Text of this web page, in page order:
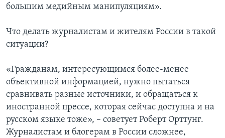
большим медийным манипуляциям».
Что делать журналистам и жителям России в такой
ситуации?
«Гражданам, интересующимся более-менее
объективной информацией, нужно пытаться
сравнивать разные источники, и обращаться к
иностранной прессе, которая сейчас доступна и на
русском языке тоже», – советует Роберт Орттунг.
Журналистам и блогерам в России сложнее,